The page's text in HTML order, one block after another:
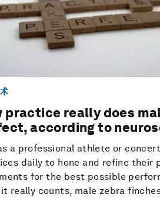
practice really does
according to
a professional athlete or
daily to hone and refine their
for the best possible
really counts, male zebra